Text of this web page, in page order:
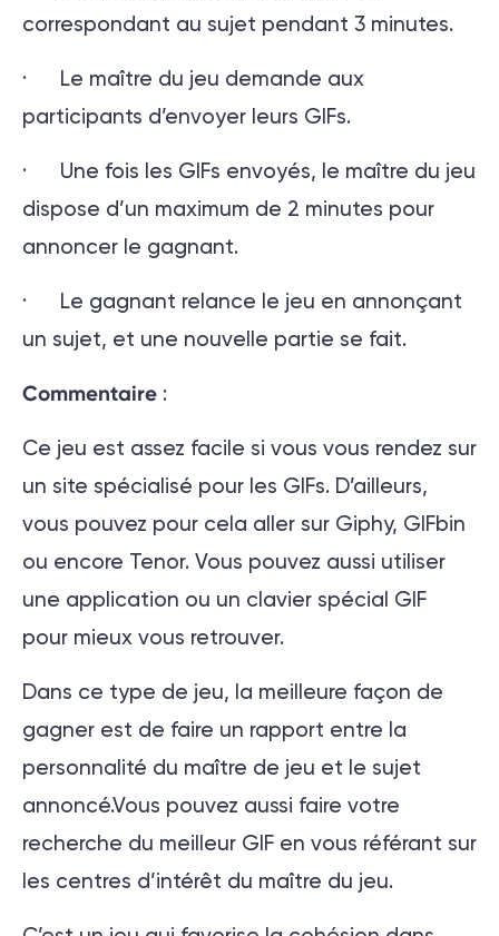
correspondant au sujet pendant 3 minutes.
· Le maître du jeu demande aux
participants d’envoyer leurs GIFs.
· Une fois les GIFs envoyés, le maître du jeu
dispose d’un maximum de 2 minutes pour
annoncer le gagnant.
· Le gagnant relance le jeu en annonçant
un sujet, et une nouvelle partie se fait.
Commentaire :
Ce jeu est assez facile si vous vous rendez sur
un site spécialisé pour les GIFs. D’ailleurs,
vous pouvez pour cela aller sur Giphy, GIFbin
ou encore Tenor. Vous pouvez aussi utiliser
une application ou un clavier spécial GIF
pour mieux vous retrouver.
Dans ce type de jeu, la meilleure façon de
gagner est de faire un rapport entre la
personnalité du maître de jeu et le sujet
annoncé.Vous pouvez aussi faire votre
recherche du meilleur GIF en vous référant sur
les centres d’intérêt du maître du jeu.